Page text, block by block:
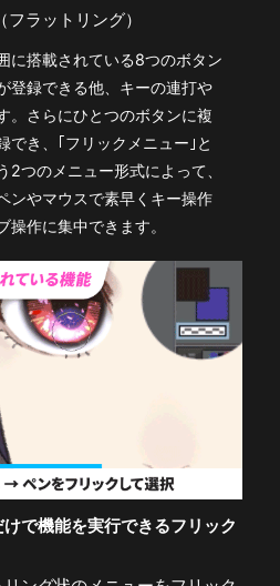
ラットリング）
に搭載されている8つのボタン
登録できる他、キーの連打や
。さらにひとつのボタンに複
でき、｢フリックメニュー｣と
2つのメニュー形式によって、
ンやマウスで素早くキー操作
作に集中できます。
で機能を実行できるフリック